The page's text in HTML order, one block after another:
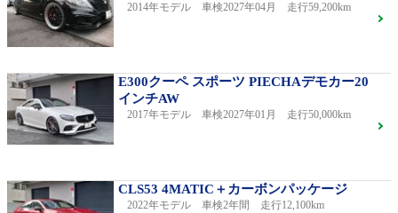
2014年モデル 車検2027年04月 走行59,200km
E300クーペ スポーツ PIECHAデモカー20
インチAW
2017年モデル 車検2027年01月 走行50,000km
CLS53 4MATIC＋カーボンパッケージ
2022年モデル 車検2年間 走行12,100km